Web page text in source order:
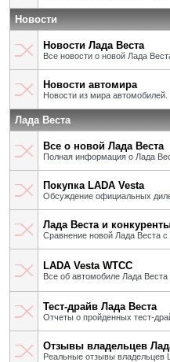
Новости
Новости Лада Веста
Все новости о новой Лада
Новости автомира
Новости из мира автомобилей.
Лада Веста
Все о новой Лада Веста
Полная информация о Лада
Покупка LADA Vesta
Обсуждение официальных
Лада Веста и
Сравнение новой Лада Веста с
LADA Vesta WTCC
Все об автомобиле Лада
Тест-драйв Лада Веста
Отчеты о пройденных тест-
Отзывы владельцев
Реальные отзывы владельцев